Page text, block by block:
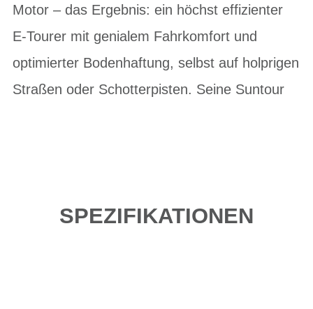
Motor – das Ergebnis: ein höchst effizienter
E-Tourer mit genialem Fahrkomfort und
optimierter Bodenhaftung, selbst auf holprigen
Straßen oder Schotterpisten. Seine Suntour
SPEZIFIKATIONEN